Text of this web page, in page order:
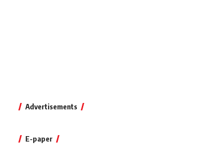
Advertisements
E-paper